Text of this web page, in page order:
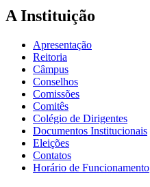
A Instituição
Apresentação
Reitoria
Câmpus
Conselhos
Comissões
Comitês
Colégio de Dirigentes
Documentos Institucionais
Eleições
Contatos
Horário de Funcionamento